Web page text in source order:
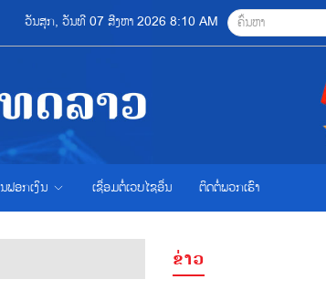
ວັນສຸກ, ວັນທີ 07 ສີງຫາ 2026 8:10 AM
ຟອກເງິນ ເຊື່ອມຕໍ່ເວບໄຊອ່ືນ ຕິດຕໍ່ພວກເຮົາ
ຂ່າວ